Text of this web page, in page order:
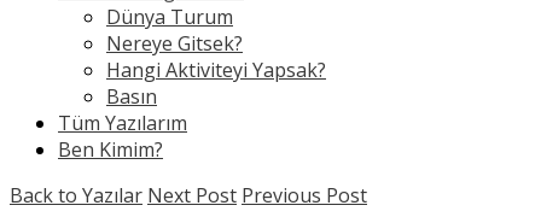
Dünya Turum
Nereye Gitsek?
Hangi Aktiviteyi Yapsak?
Basın
Tüm Yazılarım
Ben Kimim?
Back to Yazılar Next Post Previous Post